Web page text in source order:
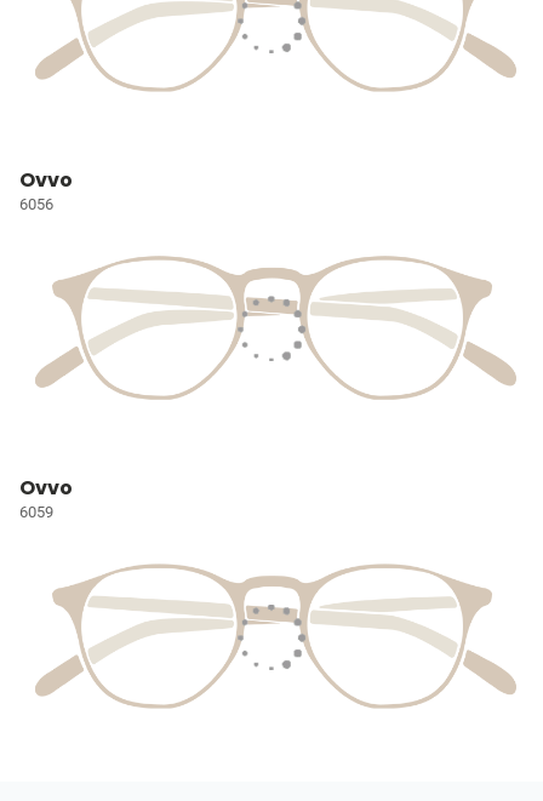
Ovvo
6056
Ovvo
6059